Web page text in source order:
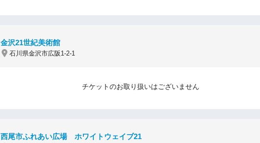
金沢21世紀美術館
石川県金沢市広阪1-2-1
チケットのお取り扱いはございません
西尾市ふれあい広場 ホワイトウェイブ21